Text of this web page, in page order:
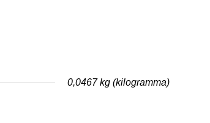
0,0467 kg (kilogramma)